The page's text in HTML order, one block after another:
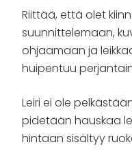
Riittää, että olet
suunnittelemaan,
ohjaamaan ja
huipentuu
Leiri ei ole
pidetään hauskaa
hintaan sisältyy